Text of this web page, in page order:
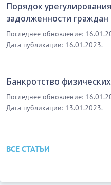
Порядок
задолженности
Последнее обновление:
Дата публикации: 16.01.2023.
Банкротство
Последнее обновление:
Дата публикации: 13.01.2023.
ВСЕ СТАТЬИ